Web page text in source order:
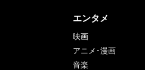
エンタメ
映画
アニメ･漫画
音楽